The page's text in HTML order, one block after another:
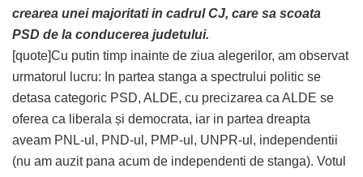
crearea unei majoritati in cadrul CJ, care sa scoata
PSD de la conducerea judetului.
[quote]Cu putin timp inainte de ziua alegerilor, am observat
urmatorul lucru: In partea stanga a spectrului politic se
detasa categoric PSD, ALDE, cu precizarea ca ALDE se
oferea ca liberala și democrata, iar in partea dreapta
aveam PNL-ul, PND-ul, PMP-ul, UNPR-ul, independentii
(nu am auzit pana acum de independenti de stanga). Votul